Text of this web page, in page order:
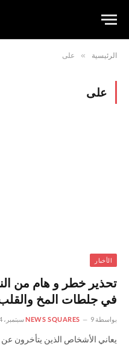
الرئيسية » على
على
الأخبار
تحذير خطر و هام من
في جلطات المخ
بواسطة NEWS SQUARES 9 سبتمبر، 2024